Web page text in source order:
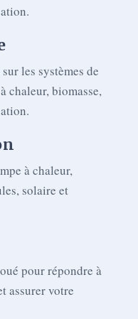
les systèmes de
chaleur, biomasse,
à chaleur,
solaire et
pour répondre à
assurer votre